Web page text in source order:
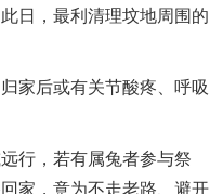
日，最利清理坟地周围的
家后或有关节酸疼、呼吸
行，若有属兔者参与祭
家，意为不走老路、避开